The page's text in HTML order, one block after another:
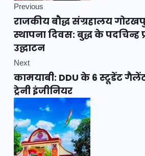
Previous
राजकीय बौद्ध संग्रहालय
स्थापना दिवस: बुद्ध के पदचिन्ह
उद्घाटन
Next
कामयाबी: DDU के 6 स्टूडेंट
ट्रेनी इंजीनियर